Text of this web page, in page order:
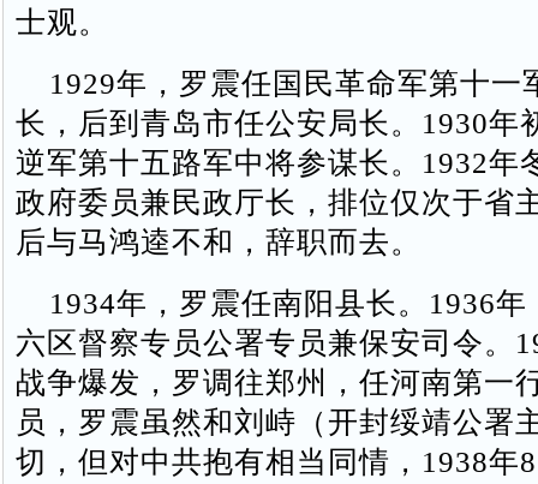
士观。
1929年，罗震任国民革命军第十一
长，后到青岛市任公安局长。1930年
逆军第十五路军中将参谋长。1932年
政府委员兼民政厅长，排位仅次于省
后与马鸿逵不和，辞职而去。
1934年，罗震任南阳县长。1936年
六区督察专员公署专员兼保安司令。
战争爆发，罗调往郑州，任河南第一
员，罗震虽然和刘峙（开封绥靖公署
切，但对中共抱有相当同情，1938年